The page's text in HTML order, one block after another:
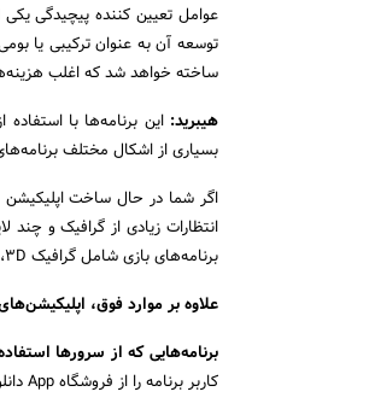
عوامل تعیین کننده پیچیدگی
ساخته خواهد شد که اغلب
هیبرید:
بسیاری از اشکال مختلف
اگر شما در حال ساخت اپلیکیشن
انتظارات زیادی از گرافیک و چند
برنامه‌های بازی شامل گرافیک 3D، پشتیبانی AR و ادغام رسانه‌های اجتماعی هستند.
علاوه بر موارد فوق،
برنامه‌هایی که از سرورها
کاربر برنامه را از فروشگاه App دانلود می‌کند، همه چیز در داخل برنامه قرار دارد.